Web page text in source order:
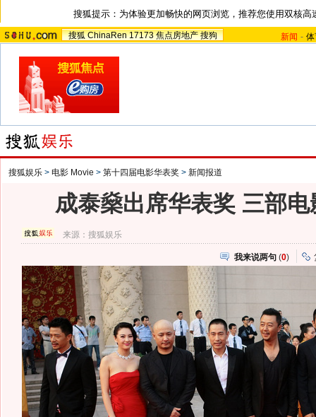
搜狐提示：为体验更加畅快的网页浏览，推荐您使用双核高
搜狐 ChinaRen 17173 焦点房地产 搜狗 新闻 -
搜狐娱乐 > 电影 Movie > 第十四届电影华表奖 > 新闻报道
成泰燊出席华表奖 三部
来源：搜狐娱乐
我来说两句 (0)